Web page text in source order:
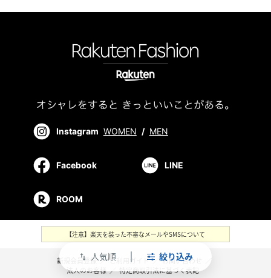
swap_vert 人気順 絞り込み
Instagram WOMEN / MEN
Facebook LINE
ROOM
【注意】楽天を装った不審なメールやSMSについて
新規会員登録 ／ ご利用ガイド ／ お問い合わせ
法人のお客様 ／ 特定商取引法に基づく表記